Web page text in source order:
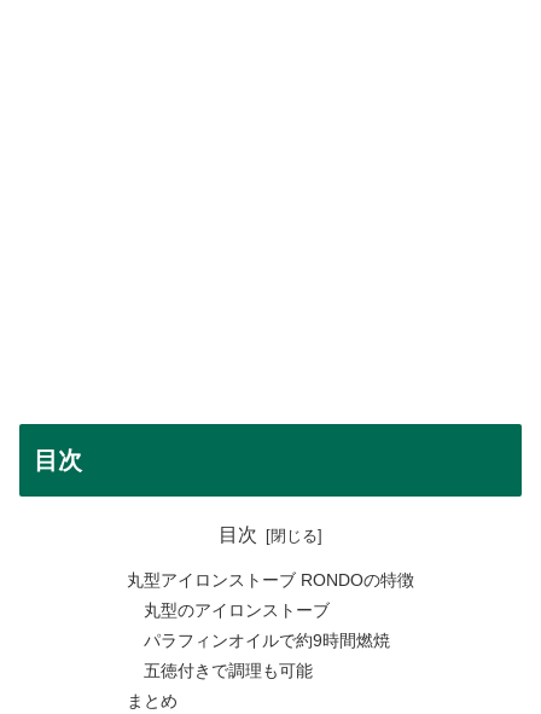
目次
目次
丸型アイロンストーブ RONDOの特徴
丸型のアイロンストーブ
パラフィンオイルで約9時間燃焼
五徳付きで調理も可能
まとめ